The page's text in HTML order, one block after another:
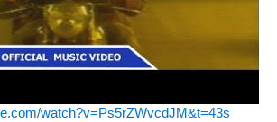
watch?v=Ps5rZWvcdJM&t=43s